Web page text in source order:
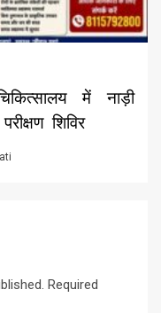
में नाड़ी
शिविर
Required